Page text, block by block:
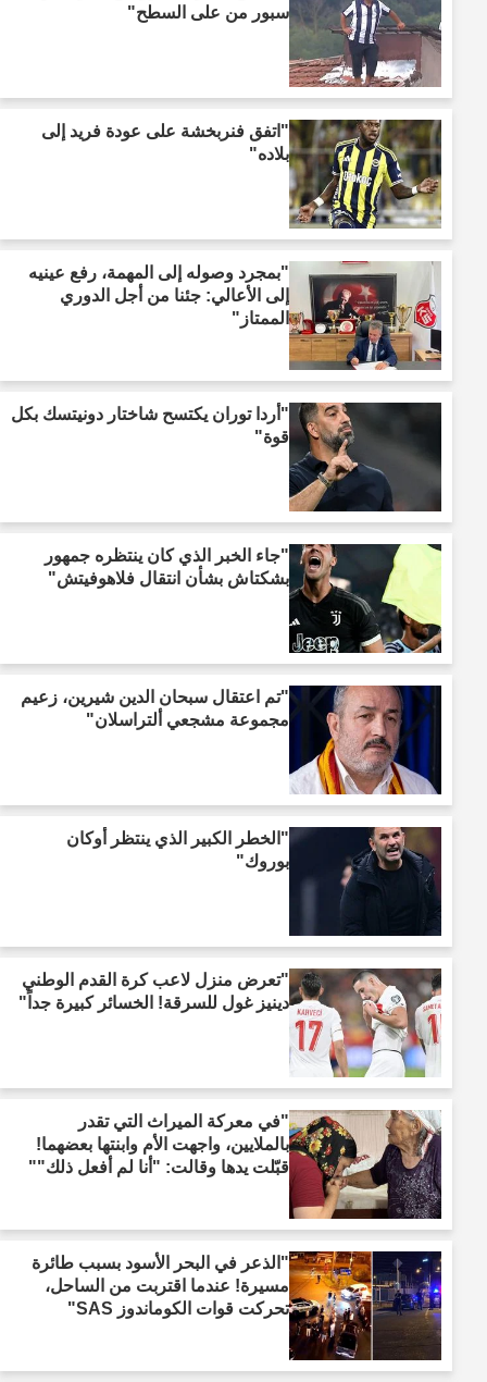
سبور من على السطح"
"اتفق فنربخشة على عودة فريد إلى
بلاده"
"بمجرد وصوله إلى المهمة، رفع عينيه
إلى الأعالي: جئنا من أجل الدوري
الممتاز"
"أردا توران يكتسح شاختار دونيتسك بكل
قوة"
"جاء الخبر الذي كان ينتظره جمهور
بشكتاش بشأن انتقال فلاهوفيتش"
"تم اعتقال سبحان الدين شيرين، زعيم
مجموعة مشجعي ألتراسلان"
"الخطر الكبير الذي ينتظر أوكان
بوروك"
"تعرض منزل لاعب كرة القدم الوطني
دينيز غول للسرقة! الخسائر كبيرة جداً"
"في معركة الميراث التي تقدر
بالملايين، واجهت الأم وابنتها بعضهما!
قبّلت يدها وقالت: "أنا لم أفعل ذلك""
"الذعر في البحر الأسود بسبب طائرة
مسيرة! عندما اقتربت من الساحل،
تحركت قوات الكوماندوز SAS"